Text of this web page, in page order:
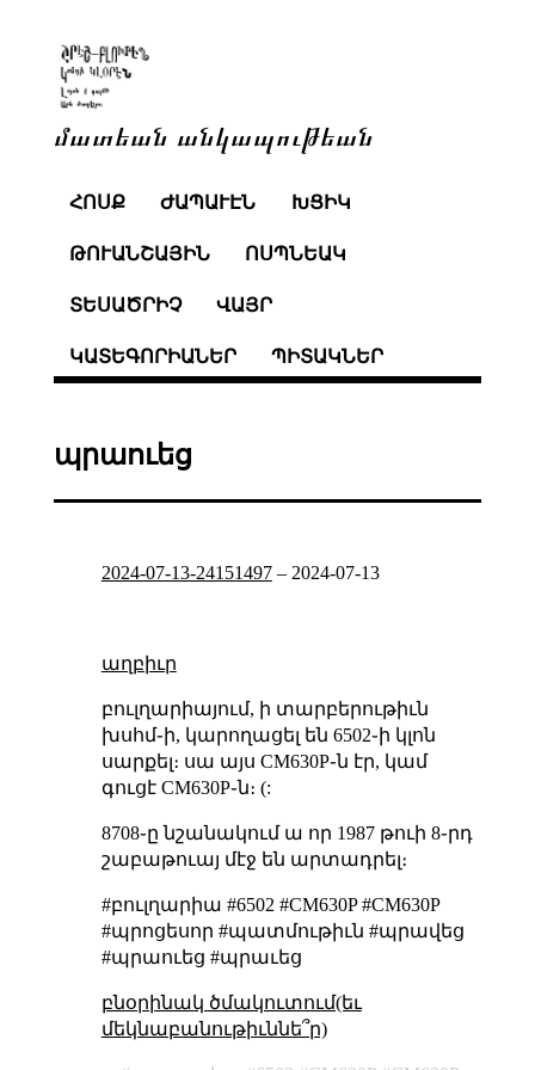
մատեան անկապութեան
ՀՈՍՔ ԺԱՊԱՒԷՆ ԽՑԻԿ
ԹՈՒԱՆՇԱՅԻՆ ՈՍՊՆԵԱԿ
ՏԵՍԱԾՐԻՉ ՎԱՅՐ
ԿԱՏԵԳՈՐԻԱՆԵՐ ՊԻՏԱԿՆԵՐ
պրաուեց
2024-07-13-24151497– 2024-07-13
աղբիւր
բուլղարիայում, ի տարբերութիւն
խսհմ֊ի, կարողացել են 6502֊ի կլոն
սարքել։ սա այս CM630P֊ն էր, կամ
գուցէ СМ630Р֊ն։ (:
8708֊ը նշանակում ա որ 1987 թուի 8֊րդ
շաբաթուայ մէջ են արտադրել։
#բուլղարիա #6502 #CM630P #СМ630Р
#պրոցեսոր #պատմութիւն #պրավեց
#պրաուեց #պրաւեց
բնօրինակ ծմակուտում(եւ
մեկնաբանութիւննե՞ր)